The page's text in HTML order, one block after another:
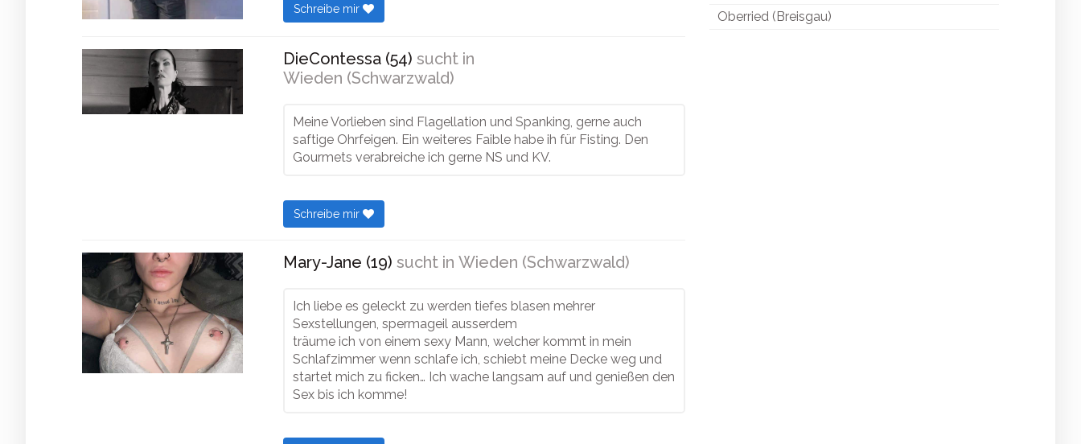
Schreibe mir
DieContessa (54) sucht in
Wieden (Schwarzwald)
Meine Vorlieben sind Flagellation und Spanking, gerne auch
saftige Ohrfeigen. Ein weiteres Faible habe ih für Fisting. Den
Gourmets verabreiche ich gerne NS und KV.
Schreibe mir
Mary-Jane (19) sucht in Wieden (Schwarzwald)
Ich liebe es geleckt zu werden tiefes blasen mehrer
Sexstellungen, spermageil ausserdem
träume ich von einem sexy Mann, welcher kommt in mein
Schlafzimmer wenn schlafe ich, schiebt meine Decke weg und
startet mich zu ficken… Ich wache langsam auf und genießen den
Sex bis ich komme!
Oberried (Breisgau)